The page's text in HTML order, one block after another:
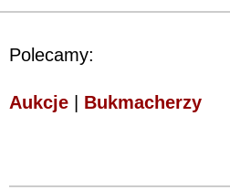
Polecamy:
Aukcje Bukmacherzy